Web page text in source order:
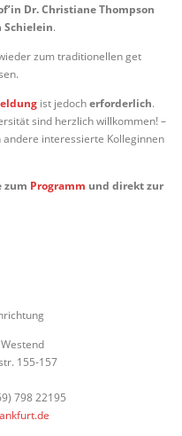
Dr. Christiane Thompson
Schielein.
zum traditionellen get
ist jedocherforderlich.
sind herzlich willkommen! –
andere interessierte Kolleginnen
zum Programm und direkt zur
155-157
798 22195